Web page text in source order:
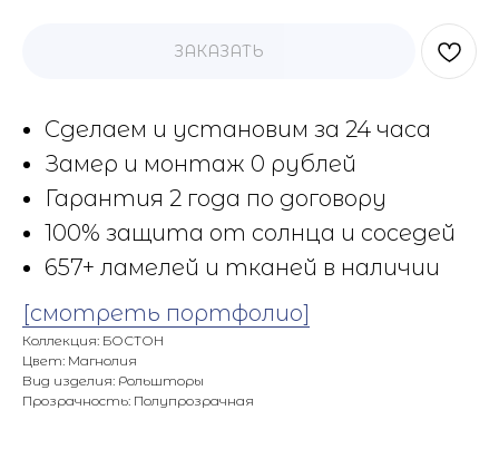
ЗАКАЗАТЬ
Сделаем и установим за 24 часа
Замер и монтаж 0 рублей
Гарантия 2 года по договору
100% защита от солнца и соседей
657+ ламелей и тканей в наличии
[смотреть портфолио]
Коллекция: БОСТОН
Цвет: Магнолия
Вид изделия: Рольшторы
Прозрачность: Полупрозрачная